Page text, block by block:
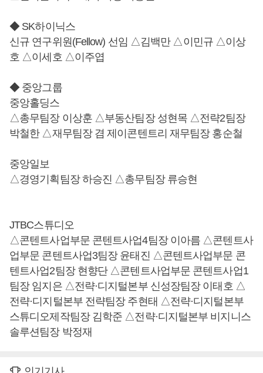
◆ SK하이닉스
신규 연구위원(Fellow) 선임 △김백만 △이민규 △이상
호 △이세호 △이주엽
◆ 중앙그룹
중앙홀딩스
△총무팀장 이상훈 △부동산팀장 성현목 △전략2팀장
박철한 △재무팀장 겸 제이콘텐트리 재무팀장 홍순철
중앙일보
△경영기획팀장 하승진 △총무팀장 류승현
JTBC스튜디오
△콘텐트사업부문 콘텐트사업4팀장 이아름 △콘텐트사
업부문 콘텐트사업3팀장 윤태진 △콘텐트사업부문 콘
텐트사업2팀장 현향단 △콘텐트사업부문 콘텐트사업1
팀장 임지은 △전략·디지털본부 신성장팀장 이태호 △
전략·디지털본부 전략팀장 주현태 △전략·디지털본부
스튜디오제작팀장 김학준 △전략·디지털본부 비지니스
솔루션팀장 박정재